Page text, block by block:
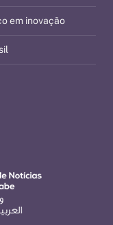
em inovação